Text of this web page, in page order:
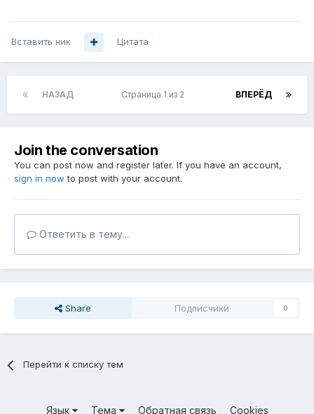
Вставить ник Цитата
НАЗАД ВПЕРЁД
Страница 1 из 2
Join the conversation
You can post now and register later. If you have an account,
sign in now to post with your account.
Ответить в тему...
Share Подписчики 0
Перейти к списку тем
Язык Тема Обратная связь Cookies